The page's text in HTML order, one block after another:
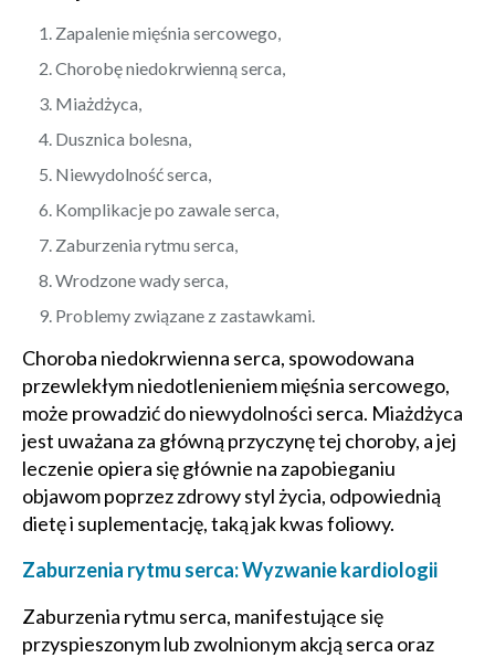
Zapalenie mięśnia sercowego,
Chorobę niedokrwienną serca,
Miażdżyca,
Dusznica bolesna,
Niewydolność serca,
Komplikacje po zawale serca,
Zaburzenia rytmu serca,
Wrodzone wady serca,
Problemy związane z zastawkami.
Choroba niedokrwienna serca, spowodowana
przewlekłym niedotlenieniem mięśnia sercowego,
może prowadzić do niewydolności serca. Miażdżyca
jest uważana za główną przyczynę tej choroby, a jej
leczenie opiera się głównie na zapobieganiu
objawom poprzez zdrowy styl życia, odpowiednią
dietę i suplementację, taką jak kwas foliowy.
Zaburzenia rytmu serca: Wyzwanie kardiologii
Zaburzenia rytmu serca, manifestujące się
przyspieszonym lub zwolnionym akcją serca oraz